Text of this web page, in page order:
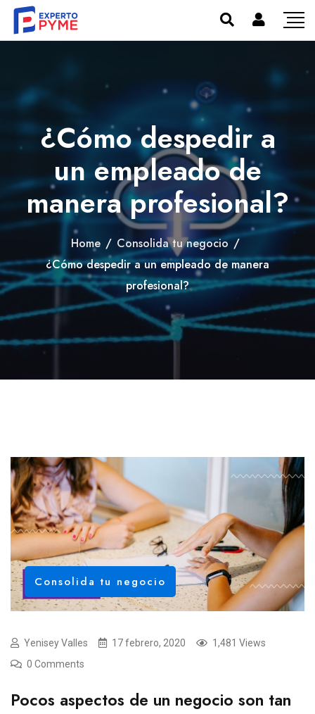
¿Cómo despedir a
un empleado de
manera profesional?
Home / Consolida tu negocio /
¿Cómo despedir a un empleado de manera
profesional?
Consolida tu negocio
Yenisey Valles 17 febrero, 2020
1,481 Views
0 Comments
Pocos aspectos de un negocio son tan